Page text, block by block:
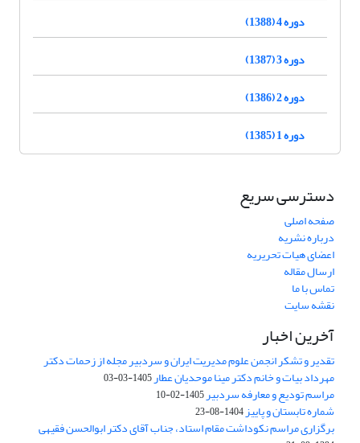
دوره 4 (1388)
دوره 3 (1387)
دوره 2 (1386)
دوره 1 (1385)
دسترسی سریع
صفحه اصلی
درباره نشریه
اعضای هیات تحریریه
ارسال مقاله
تماس با ما
نقشه سایت
آخرین اخبار
تقدیر و تشکر انجمن علوم مدیریت ایران و سردبیر مجله از زحمات دکتر
مهرداد بیات و خانم دکتر مینا موحدیان عطار1405-03-03
مراسم تودیع و معارفه سردبیر1405-02-10
شماره تابستان و پاییز1404-08-23
برگزاری مراسم نکوداشت مقام استاد، جناب آقای دکتر ابوالحسن فقیهی